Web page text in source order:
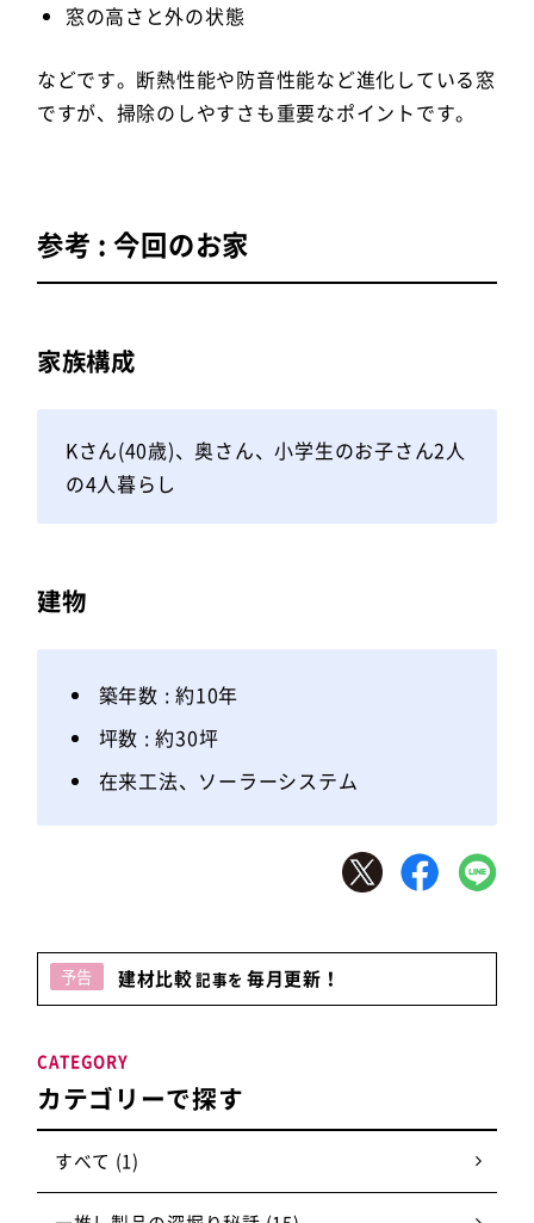
窓の高さと外の状態
などです。断熱性能や防音性能など進化している窓
ですが、掃除のしやすさも重要なポイントです。
参考 : 今回のお家
家族構成
Kさん(40歳)、奥さん、小学生のお子さん2人
の4人暮らし
建物
築年数 : 約10年
坪数 : 約30坪
在来工法、ソーラーシステム
予告 建材比較記事を 毎月更新！
カテゴリーで探す
CATEGORY
すべて (1)